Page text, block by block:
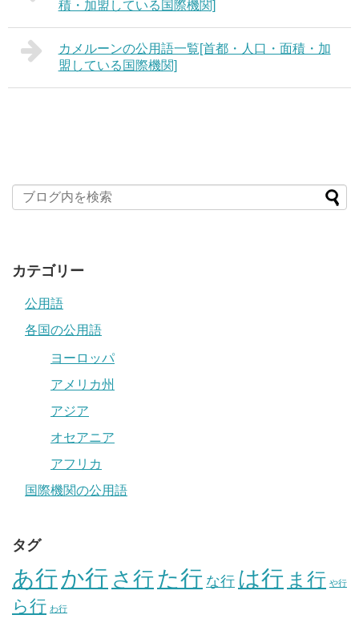
積・加盟している国際機関]
カメルーンの公用語一覧[首都・人口・面積・加
盟している国際機関]
カテゴリー
公用語
各国の公用語
ヨーロッパ
アメリカ州
アジア
オセアニア
アフリカ
国際機関の公用語
タグ
あ行か行 さ行た行 な行 は行 ま行 や行
ら行 わ行